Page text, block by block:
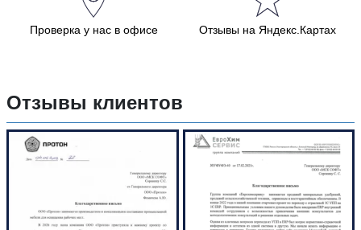
Проверка у нас в офисе Отзывы на Яндекс.Картах
Отзывы клиентов